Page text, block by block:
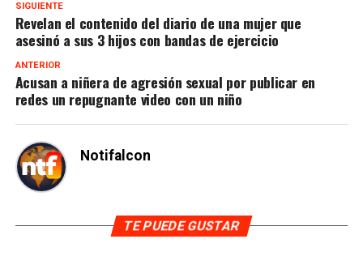
SIGUIENTE
Revelan el contenido del diario de una mujer que
asesinó a sus 3 hijos con bandas de ejercicio
ANTERIOR
Acusan a niñera de agresión sexual por publicar en
redes un repugnante video con un niño
Notifalcon
TE PUEDE GUSTAR